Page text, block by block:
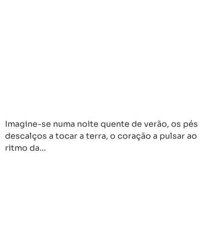
Imagine-se numa noite quente de verão, os pés
descalços a tocar a terra, o coração a pulsar ao
ritmo da…